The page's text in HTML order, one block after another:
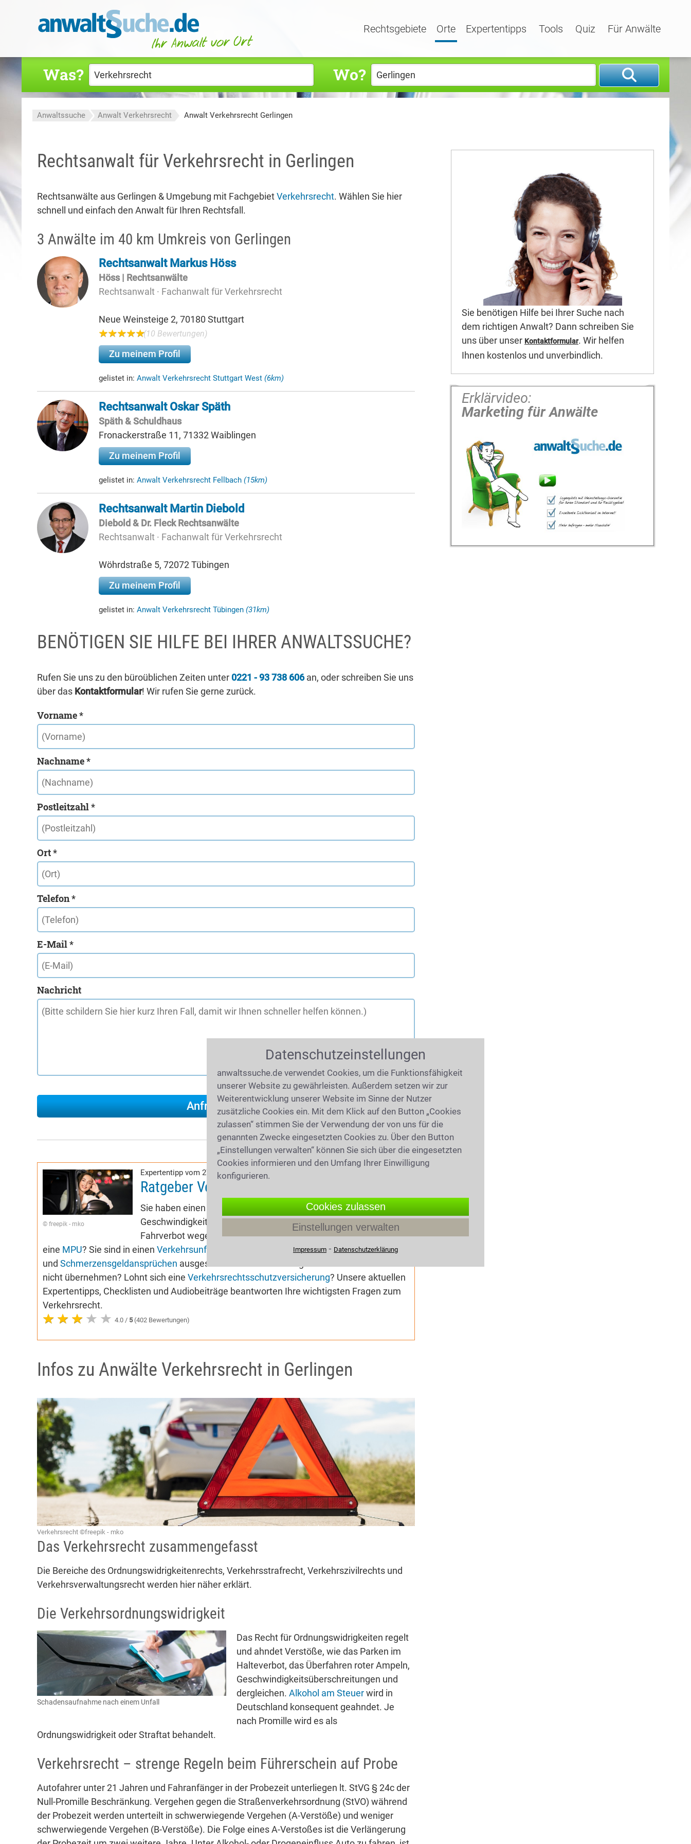
Rechtsgebiete Orte Expertentipps Tools Quiz Für Anwälte
Was? Wo?
Anwaltssuche Anwalt Verkehrsrecht Anwalt Verkehrsrecht Gerlingen
Rechtsanwalt für Verkehrsrecht in Gerlingen
Rechtsanwälte aus Gerlingen & Umgebung mit FachgebietVerkehrsrecht. Wählen Sie hier
schnell und einfach den Anwalt für Ihren Rechtsfall.
3 Anwälte im 40 km Umkreis von Gerlingen
Rechtsanwalt Markus Höss
Höss | Rechtsanwälte
Rechtsanwalt · Fachanwalt für Verkehrsrecht
Neue Weinsteige 2, 70180 Stuttgart
(10 Bewertungen)
Zu meinem Profil
gelistet in: Anwalt Verkehrsrecht Stuttgart West (6km)
Rechtsanwalt Oskar Späth
Späth & Schuldhaus
Fronackerstraße 11, 71332 Waiblingen
Zu meinem Profil
gelistet in: Anwalt Verkehrsrecht Fellbach (15km)
Rechtsanwalt Martin Diebold
Diebold & Dr. Fleck Rechtsanwälte
Rechtsanwalt · Fachanwalt für Verkehrsrecht
Wöhrdstraße 5, 72072 Tübingen
Zu meinem Profil
gelistet in: Anwalt Verkehrsrecht Tübingen (31km)
BENÖTIGEN SIE HILFE BEI IHRER ANWALTSSUCHE?
Rufen Sie uns zu den büroüblichen Zeiten unter 0221 - 93 738 606an, oder schreiben Sie uns
über das Kontaktformular! Wir rufen Sie gerne zurück.
Vorname *
Nachname *
Postleitzahl *
Ort *
Telefon *
E-Mail *
Nachricht
© freepik - mko
Expertentipp vom 27.04.2019(6323 mal gelesen)
Ratgeber Verkehrsrecht
Sie haben einen Bußgeldbescheid wegen
Geschwindigkeitsüberschreitung erhalten? Ihnen droht ein
Fahrverbot wegen
Alkohol am Steuer,Drogen am Steueroder
eine MPU? Sie sind in einen Verkehrsunfall
verwickelt? Sie sehen sich Schadensersatz-
und Schmerzensgeldansprüchen ausgesetzt? Ihre Versicherung will den Unfallschaden
nicht übernehmen? Lohnt sich eine Verkehrsrechtsschutzversicherung? Unsere aktuellen
Expertentipps, Checklisten und Audiobeiträge beantworten Ihre wichtigsten Fragen zum
Verkehrsrecht.
4.0 / 5(402 Bewertungen)
Infos zu Anwälte Verkehrsrecht in Gerlingen
Verkehrsrecht ©freepik - mko
Das Verkehrsrecht zusammengefasst
Die Bereiche des Ordnungswidrigkeitenrechts, Verkehrsstrafrecht, Verkehrszivilrechts und
Verkehrsverwaltungsrecht werden hier näher erklärt.
Die Verkehrsordnungswidrigkeit
Schadensaufnahme nach einem Unfall
Das Recht für Ordnungswidrigkeiten regelt
und ahndet Verstöße, wie das Parken im
Halteverbot, das Überfahren roter Ampeln,
Geschwindigkeitsüberschreitungen und
dergleichen. Alkohol am Steuerwird in
Deutschland konsequent geahndet. Je
nach Promille wird es als
Ordnungswidrigkeit oder Straftat behandelt.
Verkehrsrecht – strenge Regeln beim Führerschein auf Probe
Autofahrer unter 21 Jahren und Fahranfänger in der Probezeit unterliegen lt. StVG § 24c der
Null-Promille Beschränkung. Vergehen gegen die Straßenverkehrsordnung (StVO) während
der Probezeit werden unterteilt in schwerwiegende Vergehen (A-Verstöße) und weniger
schwerwiegende Vergehen (B-Verstöße). Die Folge eines A-Verstoßes ist die Verlängerung
Sie benötigen Hilfe bei Ihrer Suche nach
dem richtigen Anwalt? Dann schreiben Sie
uns über unser Kontaktformular. Wir helfen
Ihnen kostenlos und unverbindlich.
Erklärvideo:
Marketing für Anwälte
Datenschutzeinstellungen
anwaltssuche.de verwendet Cookies, um die Funktionsfähigkeit
unserer Website zu gewährleisten. Außerdem setzen wir zur
Weiterentwicklung unserer Website im Sinne der Nutzer
zusätzliche Cookies ein. Mit dem Klick auf den Button „Cookies
zulassen“ stimmen Sie der Verwendung der von uns für die
genannten Zwecke eingesetzten Cookies zu. Über den Button
„Einstellungen verwalten“ können Sie sich über die eingesetzten
Cookies informieren und den Umfang Ihrer Einwilligung
konfigurieren.
Cookies zulassen
Einstellungen verwalten
Impressum ⁃ Datenschutzerklärung